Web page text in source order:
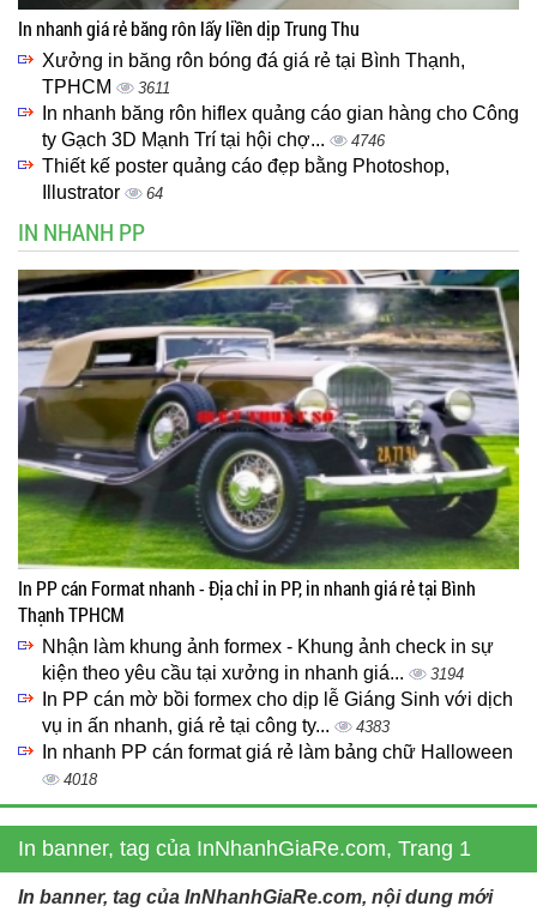
In nhanh giá rẻ băng rôn lấy liền dịp Trung Thu
Xưởng in băng rôn bóng đá giá rẻ tại Bình Thạnh,
TPHCM
3611
In nhanh băng rôn hiflex quảng cáo gian hàng cho Công
ty Gạch 3D Mạnh Trí tại hội chợ...
4746
Thiết kế poster quảng cáo đẹp bằng Photoshop,
Illustrator
64
IN NHANH PP
In PP cán Format nhanh - Địa chỉ in PP, in nhanh giá rẻ tại Bình
Thạnh TPHCM
Nhận làm khung ảnh formex - Khung ảnh check in sự
kiện theo yêu cầu tại xưởng in nhanh giá...
3194
In PP cán mờ bồi formex cho dịp lễ Giáng Sinh với dịch
vụ in ấn nhanh, giá rẻ tại công ty...
4383
In nhanh PP cán format giá rẻ làm bảng chữ Halloween
4018
In banner, tag của InNhanhGiaRe.com, Trang 1
In banner, tag của InNhanhGiaRe.com, nội dung mới